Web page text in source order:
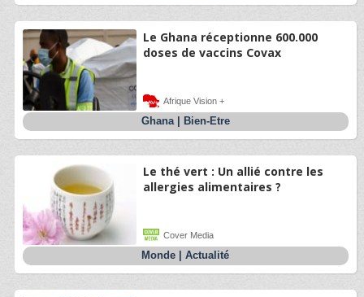
Le Ghana réceptionne 600.000
doses de vaccins Covax
Afrique Vision +
Ghana| Bien-Etre
Le thé vert : Un allié contre les
allergies alimentaires ?
Cover Media
Monde |Actualité